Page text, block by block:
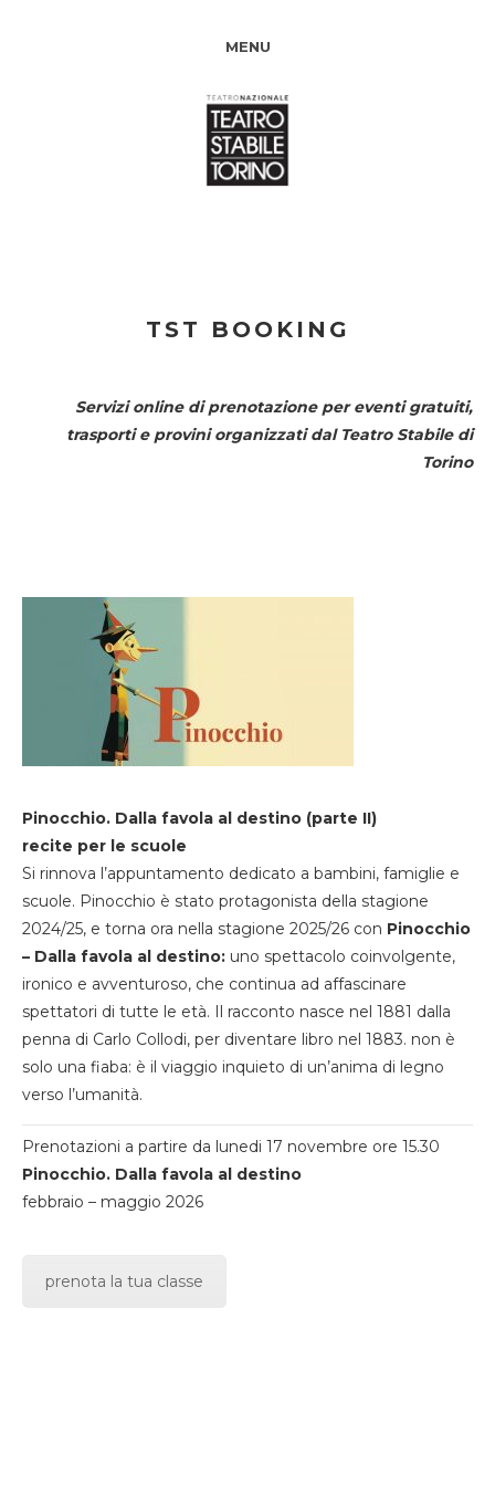
MENU
TST BOOKING
Servizi online di prenotazione per eventi gratuiti,
trasporti e provini organizzati dal Teatro Stabile di
Torino
Pinocchio. Dalla favola al destino (parte II)
recite per le scuole
Si rinnova l’appuntamento dedicato a bambini, famiglie e
scuole. Pinocchio è stato protagonista della stagione
2024/25, e torna ora nella stagione 2025/26 con Pinocchio
– Dalla favola al destino: uno spettacolo coinvolgente,
ironico e avventuroso, che continua ad affascinare
spettatori di tutte le età. Il racconto nasce nel 1881 dalla
penna di Carlo Collodi, per diventare libro nel 1883. non è
solo una fiaba: è il viaggio inquieto di un’anima di legno
verso l’umanità.
Prenotazioni a partire da lunedi 17 novembre ore 15.30
Pinocchio. Dalla favola al destino
febbraio – maggio 2026
prenota la tua classe